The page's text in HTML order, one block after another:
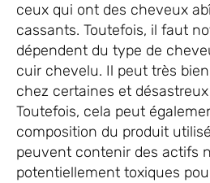
ceux qui ont des cheveux
cassants. Toutefois, il faut
dépendent du type de
cuir chevelu. Il peut très
chez certaines et désastreux
Toutefois, cela peut
composition du produit
peuvent contenir des actifs
potentiellement toxiques